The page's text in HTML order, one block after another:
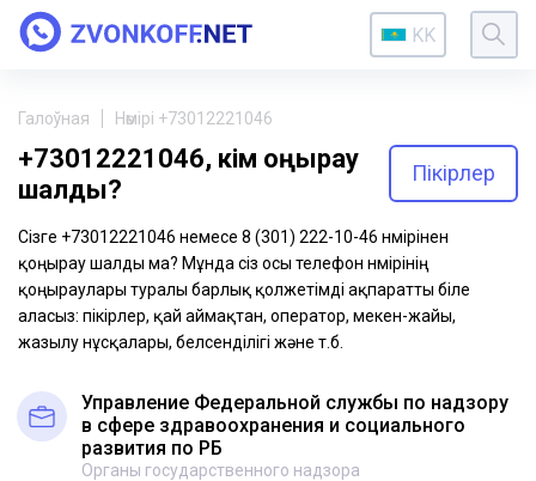
KK
Галоўная Нөмірі +73012221046
+73012221046, кім қоңырау
шалды?
Пікірлер
Сізге +73012221046 немесе 8 (301) 222-10-46 нөмірінен
қоңырау шалды ма? Мұнда сіз осы телефон нөмірінің
қоңыраулары туралы барлық қолжетімді ақпаратты біле
аласыз: пікірлер, қай аймақтан, оператор, мекен-жайы,
жазылу нұсқалары, белсенділігі және т.б.
Управление Федеральной службы по надзору
в сфере здравоохранения и социального
развития по РБ
Органы государственного надзора